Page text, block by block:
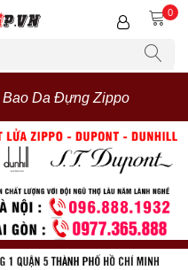
0
Bao Da Đựng Zippo